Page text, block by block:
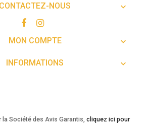
CONTACTEZ-NOUS 
MON COMPTE 
INFORMATIONS 
Société des Avis Garantis, cliquez ici pour